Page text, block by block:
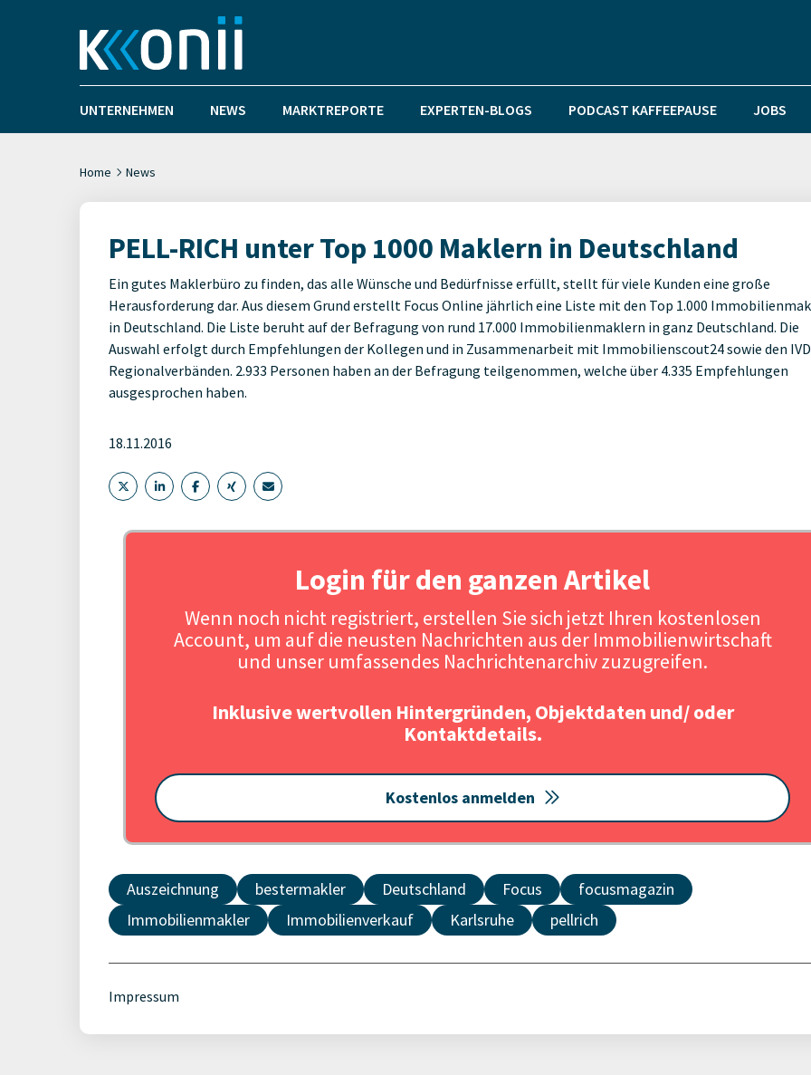
UNTERNEHMEN NEWS MARKTREPORTE EXPERTEN-BLOGS PODCAST KAFFEEPAUSE JOBS
Home News
PELL-RICH unter Top 1000 Maklern in Deutschland
Ein gutes Maklerbüro zu finden, das alle Wünsche und Bedürfnisse erfüllt, stellt für viele Kunden eine große
Herausforderung dar. Aus diesem Grund erstellt Focus Online jährlich eine Liste mit den Top 1.000
in Deutschland. Die Liste beruht auf der Befragung von rund 17.000 Immobilienmaklern in ganz Deutschland. Die
Auswahl erfolgt durch Empfehlungen der Kollegen und in Zusammenarbeit mit Immobilienscout24 sowie den IVD
Regionalverbänden. 2.933 Personen haben an der Befragung teilgenommen, welche über 4.335 Empfehlungen
ausgesprochen haben.
18.11.2016
Login für den ganzen Artikel
Wenn noch nicht registriert, erstellen Sie sich jetzt Ihren kostenlosen
Account, um auf die neusten Nachrichten aus der Immobilienwirtschaft
und unser umfassendes Nachrichtenarchiv zuzugreifen.
Inklusive wertvollen Hintergründen, Objektdaten und/ oder
Kontaktdetails.
Kostenlos anmelden
Auszeichnung bestermakler Deutschland Focus
focusmagazin
Immobilienmakler
Immobilienverkauf Karlsruhe pellrich
Impressum